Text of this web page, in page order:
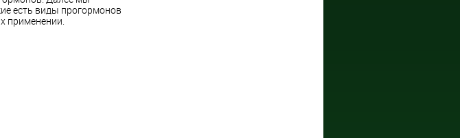
есть виды прогормонов
применении.